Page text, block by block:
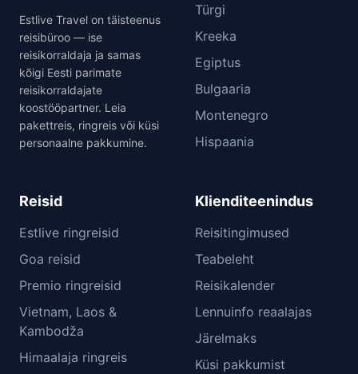
Estlive Travel on täisteenus
reisibüroo — ise
reisikorraldaja ja samas
kõigi Eesti parimate
reisikorraldajate
koostööpartner. Leia
pakettreis, ringreis või küsi
personaalne pakkumine.
Türgi
Kreeka
Egiptus
Bulgaaria
Montenegro
Hispaania
Reisid
Estlive ringreisid
Goa reisid
Premio ringreisid
Vietnam, Laos &
Kambodža
Himaalaja ringreis
Klienditeenindus
Reisitingimused
Teabeleht
Reisikalender
Lennuinfo reaalajas
Järelmaks
Küsi pakkumist